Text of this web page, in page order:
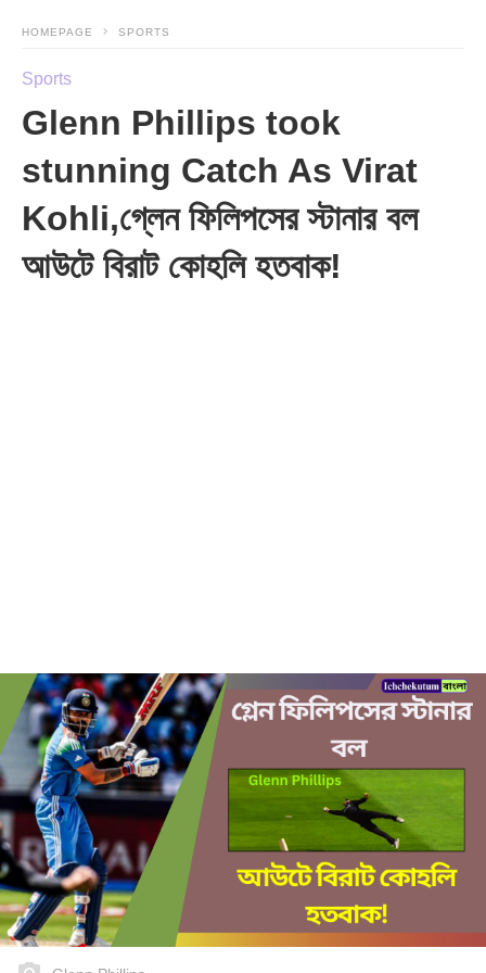
HOMEPAGE SPORTS
Sports
Glenn Phillips took
stunning Catch As Virat
Kohli,গ্লেন ফিলিপসের স্টানার বল
আউটে বিরাট কোহলি হতবাক!